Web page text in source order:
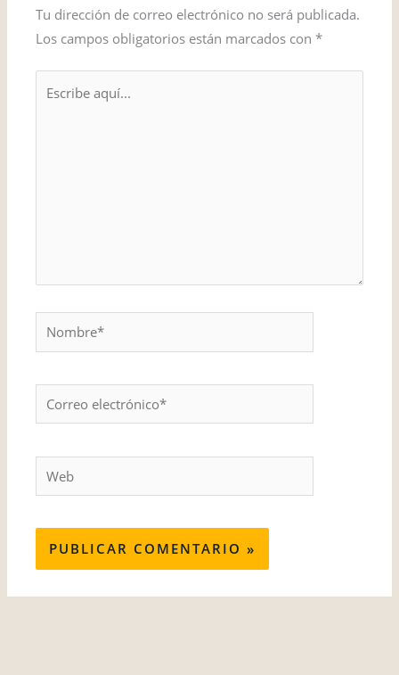
Tu dirección de correo electrónico no será publicada.
Los campos obligatorios están marcados con*
Nombre*
electrónico*